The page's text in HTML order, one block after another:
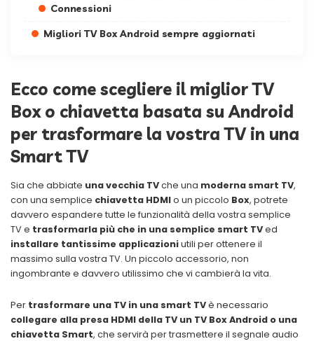
Connessioni
Migliori TV Box Android sempre aggiornati
Ecco come scegliere il miglior TV
Box o chiavetta basata su Android
per trasformare la vostra TV in una
Smart TV
Sia che abbiate una vecchia TVche una moderna smart TV,
con una semplice chiavetta HDMIo un piccolo Box, potrete
davvero espandere tutte le funzionalità della vostra semplice
TV e trasformarla più che in una semplice smart TVed
installare tantissime applicazioniutili per ottenere il
massimo sulla vostra TV. Un piccolo accessorio, non
ingombrante e davvero utilissimo che vi cambierà la vita.
Per trasformare una TV in una smart TVè necessario
collegare alla presa HDMI della TV un TV Box Android o una
chiavetta Smart, che servirà per trasmettere il segnale audio